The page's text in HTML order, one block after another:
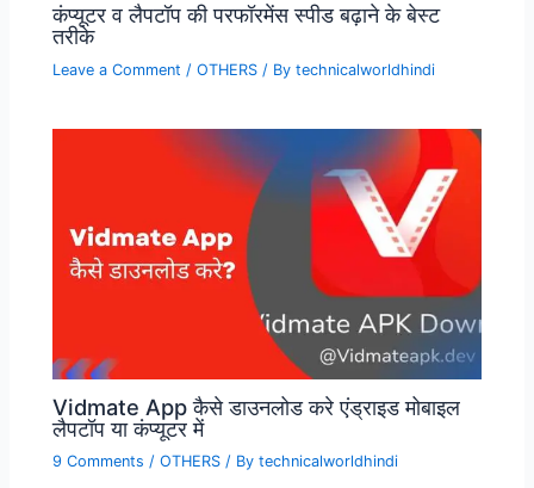
कंप्यूटर व लैपटॉप की परफॉरमेंस स्पीड बढ़ाने के बेस्ट
तरीके
Leave a Comment /OTHERS / Bytechnicalworldhindi
Vidmate App कैसे डाउनलोड करे एंड्राइड मोबाइल
लैपटॉप या कंप्यूटर में
9 Comments /OTHERS / Bytechnicalworldhindi